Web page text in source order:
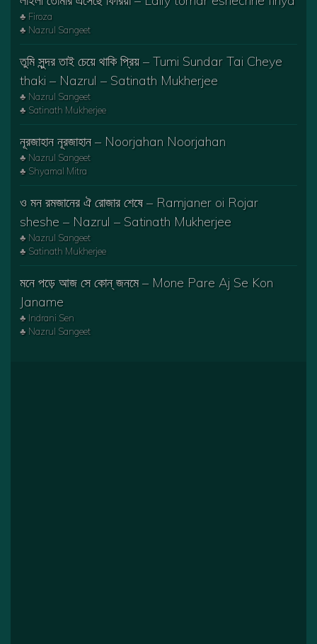
♣ Firoza
♣ Nazrul Sangeet
তুমি সুন্দর তাই চেয়ে থাকি প্রিয় – Tumi Sundar Tai Cheye
thaki – Nazrul – Satinath Mukherjee
♣ Nazrul Sangeet
♣ Satinath Mukherjee
নূরজাহান নূরজাহান – Noorjahan Noorjahan
♣ Nazrul Sangeet
♣ Shyamal Mitra
ও মন রমজানের ঐ রোজার শেষে – Ramjaner oi Rojar
sheshe – Nazrul – Satinath Mukherjee
♣ Nazrul Sangeet
♣ Satinath Mukherjee
মনে পড়ে আজ সে কোন্‌ জনমে – Mone Pare Aj Se Kon
Janame
♣ Indrani Sen
♣ Nazrul Sangeet